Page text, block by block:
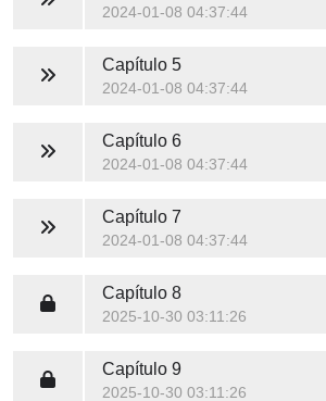
2024-01-08 04:37:44
Capítulo 5
2024-01-08 04:37:44
Capítulo 6
2024-01-08 04:37:44
Capítulo 7
2024-01-08 04:37:44
Capítulo 8
2025-10-30 03:11:26
Capítulo 9
2025-10-30 03:11:26